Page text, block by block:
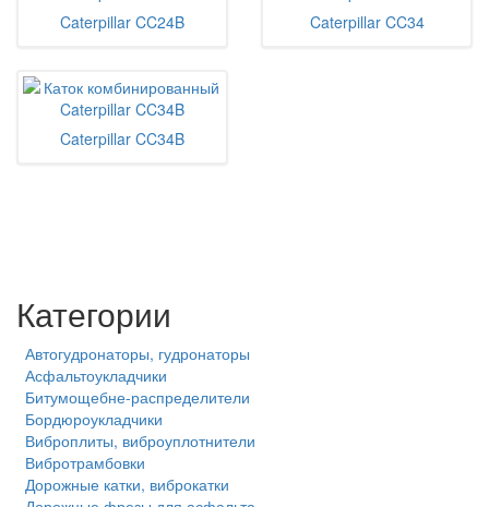
Caterpillar CC24B Caterpillar CC34
Caterpillar CC34B
Категории
Автогудронаторы, гудронаторы
Асфальтоукладчики
Битумощебне-распределители
Бордюроукладчики
Виброплиты, виброуплотнители
Вибротрамбовки
Дорожные катки, виброкатки